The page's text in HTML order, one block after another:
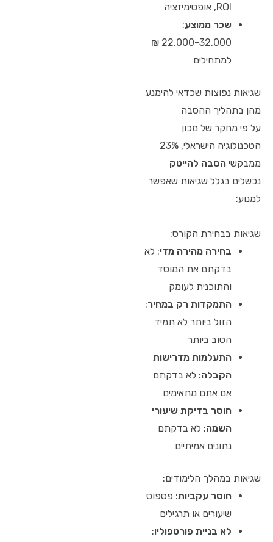
ROI, אופטימיזציה
שכר ממוצע:
22,000-32,000 ₪
למתחילים
שגיאות נפוצות שכדאי להימנע
מהן בתהליך ההסבה
על פי מחקר של מכון
הטכנולוגיה הישראלי, 23%
ממבקשי הסבה להייטק
נכשלים בגלל שגיאות שאפשר
למנוע:
שגיאות בבחירת הקורס:
בחירה מהירה מדי: לא
בדקתם את המוסד
והתוכנית לעומק
התמקדות רק במחיר:
הזול ביותר לא תמיד
הטוב ביותר
התעלמות מדרישות
הקבלה: לא בדקתם
אם אתם מתאימים
חוסר בדיקת שיעורי
השמה: לא בדקתם
נתונים אמיתיים
שגיאות במהלך הלימודים:
חוסר עקביות: פספוס
שיעורים או תרגילים
לא בניית פורטפוליו: